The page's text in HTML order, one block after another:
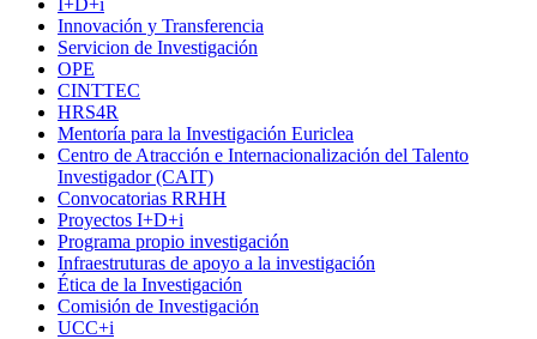
I+D+i
Innovación y Transferencia
Servicion de Investigación
OPE
CINTTEC
HRS4R
Mentoría para la Investigación Euriclea
Centro de Atracción e Internacionalización del Talento
Investigador (CAIT)
Convocatorias RRHH
Proyectos I+D+i
Programa propio investigación
Infraestruturas de apoyo a la investigación
Ética de la Investigación
Comisión de Investigación
UCC+i